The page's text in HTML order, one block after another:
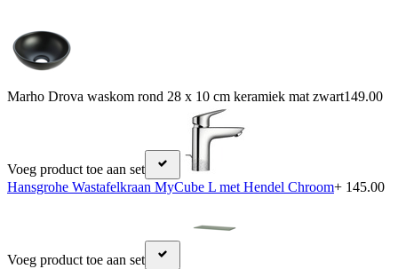
Marho Drova waskom rond 28 x 10 cm keramiek mat zwart149.00
Voeg product toe aan set
Hansgrohe Wastafelkraan MyCube L met Hendel Chroom+ 145.00
Voeg product toe aan set